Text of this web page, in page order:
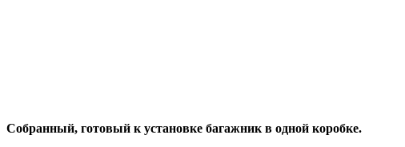
Собранный, готовый к установке багажник в одной коробке.